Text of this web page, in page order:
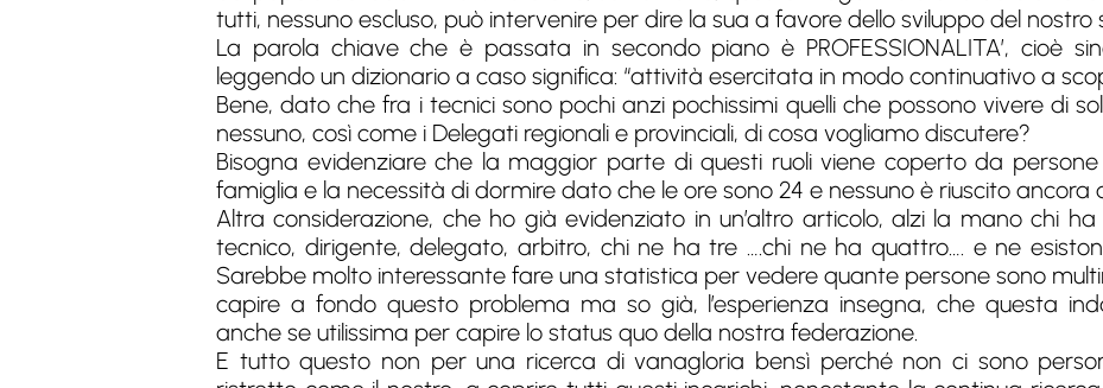
tutti, nessuno escluso, può intervenire per dire la sua a favore dello sviluppo del nostro
La parola chiave che è passata in secondo piano è PROFESSIONALITA’, cioè
leggendo un dizionario a caso significa: “attività esercitata in modo continuativo a
Bene, dato che fra i tecnici sono pochi anzi pochissimi quelli che possono vivere di
nessuno, così come i Delegati regionali e provinciali, di cosa vogliamo discutere?
Bisogna evidenziare che la maggior parte di questi ruoli viene coperto da
famiglia e la necessità di dormire dato che le ore sono 24 e nessuno è riuscito ancora
Altra considerazione, che ho già evidenziato in un’altro articolo, alzi la mano chi
tecnico, dirigente, delegato, arbitro, chi ne ha tre ….chi ne ha quattro…. e ne
Sarebbe molto interessante fare una statistica per vedere quante persone sono
capire a fondo questo problema ma so già, l’esperienza insegna, che questa
anche se utilissima per capire lo status quo della nostra federazione.
E tutto questo non per una ricerca di vanagloria bensì perché non ci sono